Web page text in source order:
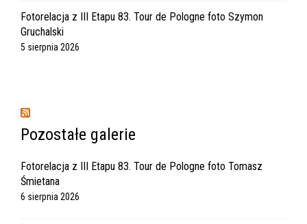
Fotorelacja z III Etapu 83. Tour de Pologne foto Szymon
Gruchalski
5 sierpnia 2026
Pozostałe galerie
Fotorelacja z III Etapu 83. Tour de Pologne foto Tomasz
Śmietana
6 sierpnia 2026